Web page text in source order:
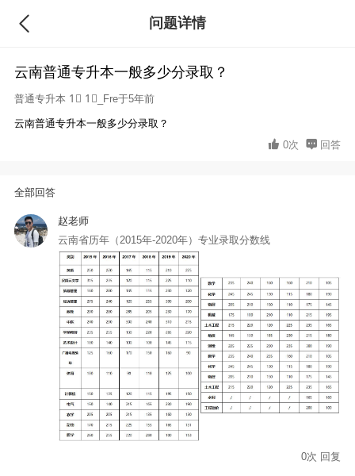
问题详情
云南普通专升本一般多少分录取？
普通专升本 1⃣ 1⃣_Fre于5年前
云南普通专升本一般多少分录取？
0次
回答
全部回答
赵老师
云南省历年（2015年-2020年）专业录取分数线
0次 回复